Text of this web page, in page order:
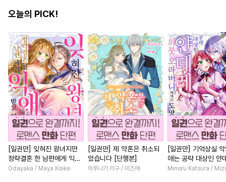
오늘의 PICK!
[일권만] 잊혀진 왕녀지만
정략결혼 한 남편에게 익애
받고 있습니다 [단행본]
Odayaka / Maya Koike
[일권만] 제 약혼은 취소되
었습니다 [단행본]
하루나기 리구 / 미즈메
[일권만] 기억상실
애는 공략 대상인 얀
붓 오라버니에게서
Minoru Katsura /